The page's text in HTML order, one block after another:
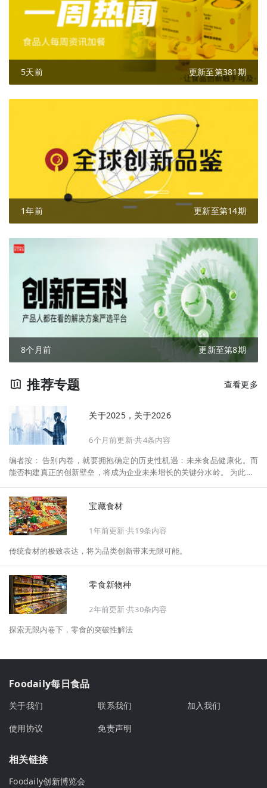
5天前 更新至第381期
1年前 更新至第14期
8个月前 更新至第8期
推荐专题 查看更多
关于2025，关于2026
6个月前更新·共4条内容
编者按： 告别内卷，就要拥抱确定的历史性机遇：未来食品健康化。而
能否构建真正的创新壁垒，将成为企业未来增长的关键分水岭。 为此，F
将以“创新产品”透视“未来机会”，以全球视野探寻中国机遇、增长解法，
拆解年度标杆的增长逻辑与谋篇布局，深挖“药食同源”“低GI”“老龄营
养”“清洁标签”等热门赛道的爆品基因，从趋势预判、品类创新、未来增长
机会、企业战略布局以及渠道变革等，为行业提供务实、前瞻的开年创新
宝藏食材
1年前更新·共19条内容
传统食材的极致表达，将为品类创新带来无限可能。
零食新物种
2年前更新·共30条内容
探索无限内卷下，零食的突破性解法
Foodaily每日食品
关于我们 联系我们
加入我们
使用协议
免责声明
相关链接
Foodaily创新博览会